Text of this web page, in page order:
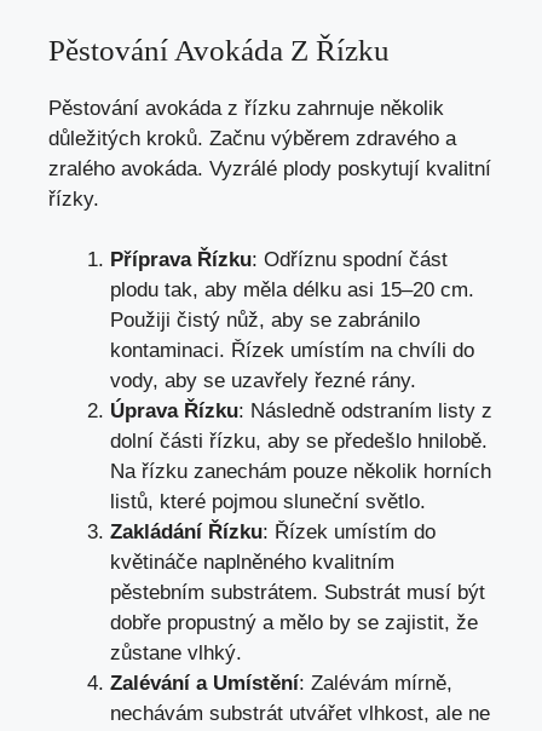
Pěstování Avokáda Z Řízku
Pěstování avokáda z řízku zahrnuje několik
důležitých kroků. Začnu výběrem zdravého a
zralého avokáda. Vyzrálé plody poskytují kvalitní
řízky.
Příprava Řízku: Odříznu spodní část
plodu tak, aby měla délku asi 15–20 cm.
Použiji čistý nůž, aby se zabránilo
kontaminaci. Řízek umístím na chvíli do
vody, aby se uzavřely řezné rány.
Úprava Řízku: Následně odstraním listy z
dolní části řízku, aby se předešlo hnilobě.
Na řízku zanechám pouze několik horních
listů, které pojmou sluneční světlo.
Zakládání Řízku: Řízek umístím do
květináče naplněného kvalitním
pěstebním substrátem. Substrát musí být
dobře propustný a mělo by se zajistit, že
zůstane vlhký.
Zalévání a Umístění: Zalévám mírně,
nechávám substrát utvářet vlhkost, ale ne